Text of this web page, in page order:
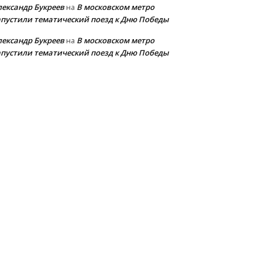
Букреевна В московском метро
тематический поезд к Дню Победы
Букреевна В московском метро
тематический поезд к Дню Победы